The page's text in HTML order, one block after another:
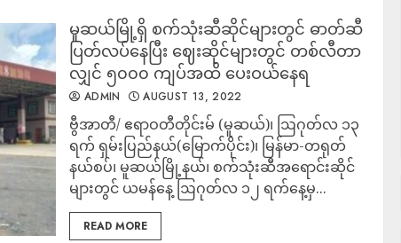
မူဆယ်မြို့ရှိ စက်သုံးဆီဆိုင်များတွင် ဓာတ်ဆီ
ပြတ်လပ်နေပြီး ဈေးဆိုင်များတွင် တစ်လီတာ
လျှင် ၅၀၀၀ ကျပ်အထိ ပေးဝယ်နေရ​
ADMIN AUGUST 13, 2022
ဗွီအာတီ/ ဧရာဝတီတိုင်းမ် (မူဆယ်)၊ ဩဂုတ်လ ၁၃
ရက် ရှမ်းပြည်နယ်(မြောက်ပိုင်း)၊ မြန်မာ-တရုတ်
နယ်စပ်၊ မူဆယ်မြို့နယ်၊ စက်သုံးဆီအရောင်းဆိုင်
များတွင် ယမန်နေ့ ဩဂုတ်လ ၁၂ ရက်နေ့မှ...
READ MORE